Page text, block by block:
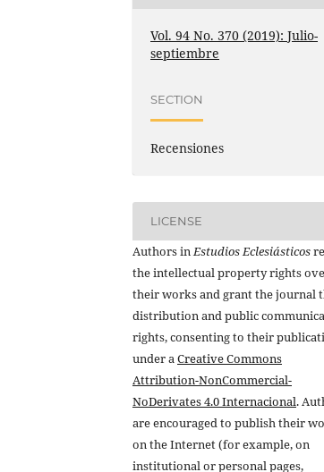
Vol. 94 No. 370 (2019): Julio-
septiembre
SECTION
Recensiones
LICENSE
Authors inEstudios Eclesiásticos
the intellectual property rights
their works and grant the journal
distribution and public
rights, consenting to their
under aCreative Commons
Attribution-NonCommercial-
NoDerivates 4.0 Internacional.
are encouraged to publish their
on the Internet (for example, on
institutional or personal pages,